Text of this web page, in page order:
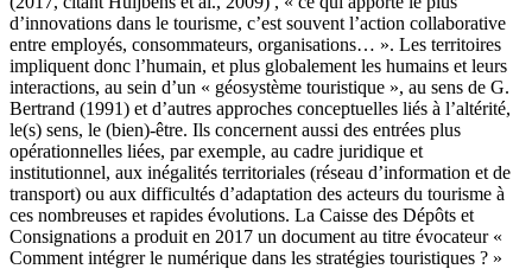
d’innovations dans le tourisme, c’est souvent l’action collaborative
entre employés, consommateurs, organisations… ». Les territoires
impliquent donc l’humain, et plus globalement les humains et leurs
interactions, au sein d’un « géosystème touristique », au sens de G.
Bertrand (1991) et d’autres approches conceptuelles liés à l’altérité,
le(s) sens, le (bien)-être. Ils concernent aussi des entrées plus
opérationnelles liées, par exemple, au cadre juridique et
institutionnel, aux inégalités territoriales (réseau d’information et de
transport) ou aux difficultés d’adaptation des acteurs du tourisme à
ces nombreuses et rapides évolutions. La Caisse des Dépôts et
Consignations a produit en 2017 un document au titre évocateur «
Comment intégrer le numérique dans les stratégies touristiques ? »